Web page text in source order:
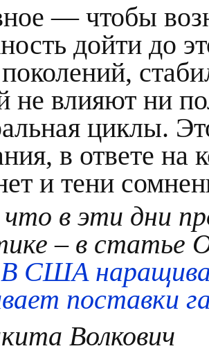
— чтобы
дойти до
не влияют ни
циклы.
в ответе на
и тени
в эти дни
– в статье
США
поставки
Волкович